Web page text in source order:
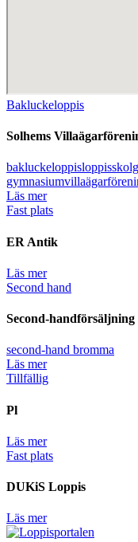
Bakluckeloppis
Solhems
bakluckeloppisloppis
gymnasium
Läs mer
Fast plats
ER Antik
Läs mer
Second hand
Second-handförsäljning
second-hand bromma
Läs mer
Tillfällig
Pl
Läs mer
Fast plats
DUKiS Loppis
Läs mer